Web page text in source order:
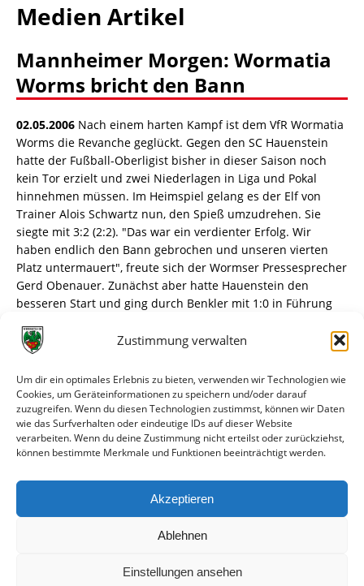
Zustimmung verwalten
Um dir ein optimales Erlebnis zu bieten, verwenden wir Technologien wie
Cookies, um Geräteinformationen zu speichern und/oder darauf
zuzugreifen. Wenn du diesen Technologien zustimmst, können wir Daten
wie das Surfverhalten oder eindeutige IDs auf dieser Website
verarbeiten. Wenn du deine Zustimmung nicht erteilst oder zurückziehst,
können bestimmte Merkmale und Funktionen beeinträchtigt werden.
Akzeptieren
Ablehnen
Einstellungen ansehen
Medien Artikel
Mannheimer Morgen: Wormatia
Worms bricht den Bann
02.05.2006 Nach einem harten Kampf ist dem VfR Wormatia
Worms die Revanche geglückt. Gegen den SC Hauenstein
hatte der Fußball-Oberligist bisher in dieser Saison noch
kein Tor erzielt und zwei Niederlagen in Liga und Pokal
hinnehmen müssen. Im Heimspiel gelang es der Elf von
Trainer Alois Schwartz nun, den Spieß umzudrehen. Sie
siegte mit 3:2 (2:2). "Das war ein verdienter Erfolg. Wir
haben endlich den Bann gebrochen und unseren vierten
Platz untermauert", freute sich der Wormser Pressesprecher
Gerd Obenauer. Zunächst aber hatte Hauenstein den
besseren Start und ging durch Benkler mit 1:0 in Führung
zurück ins Spiel brachte (1:1/16.). In der 37. Minute stellte
der SC den alten Abstand wieder her und erhöhte durch
Wieschang auf 1:2. Vier Minuten vor der Halbzeit fälschte
Gutzler einen Kopfball von Lang ab – 2:2. Nach dem
Seitenwechsel schaffte es Worms, die nötige Ruhe ins Spiel
zu bringen. Die Abwehr wurde stabiler und der VfR drängte
auf die Führung. In der 63. Minute wurde die Schwartz-Elf
für ihr Engagement belohnt: Nach einer Flanke von Gutzler
war Müller mit dem Kopf zur Stelle und markierte den 3:2-
Siegtreffer für die Wormatia. tuk
Â© Südhessen Morgen – 02.05.2006